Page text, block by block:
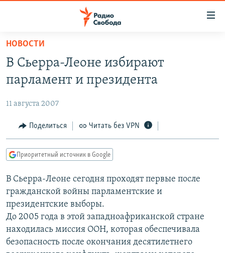
упрощенного
доступа
основному
Вернутся
главной
навигации
Вернутся
поиску
ПОДКАСТЫ
АВТОРСКИЕ ПРОЕКТЫ
ЦИТАТЫ СВОБОДЫ
МНЕНИЯ
IDEL.РЕАЛИИ
КАВКАЗ.РЕАЛИИ
СЕВЕР.РЕАЛИИ
СИБИРЬ.РЕАЛИИ
РАСПИСАНИЕ ВЕЩАНИЯ
НОВОСТИ
В Сьерра-Леоне избирают
парламент и президента
11 августа 2007
Поделиться Читать без VPN
Приоритетный источник в Google
В Сьерра-Леоне сегодня проходят первые после
гражданской войны парламентские и
президентские выборы.
До 2005 года в этой западноафриканской стране
находилась миссия ООН, которая обеспечивала
безопасность после окончания десятилетнего